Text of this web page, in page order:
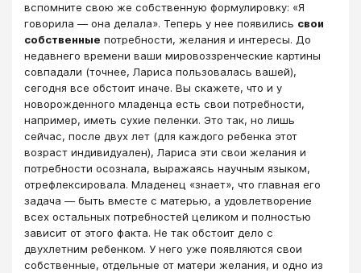
вспомните свою же собственную формулировку: «Я
говорила ― она делала». Теперь у нее появились свои
собственные потребности, желания и интересы. До
недавнего времени ваши мировоззренческие картины
совпадали (точнее, Лариса пользовалась вашей),
сегодня все обстоит иначе. Вы скажете, что и у
новорожденного младенца есть свои потребности,
например, иметь сухие пеленки. Это так, но лишь
сейчас, после двух лет (для каждого ребенка этот
возраст индивидуален), Лариса эти свои желания и
потребности осознала, выражаясь научным языком,
отрефлексировала. Младенец «знает», что главная его
задача ― быть вместе с матерью, а удовлетворение
всех остальных потребностей целиком и полностью
зависит от этого факта. Не так обстоит дело с
двухлетним ребенком. У него уже появляются свои
собственные, отдельные от матери желания, и одно из